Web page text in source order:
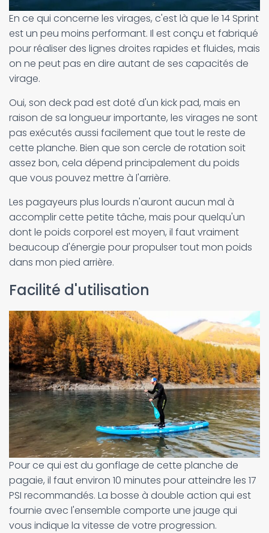
En ce qui concerne les virages, c'est là que le 14 Sprint
est un peu moins performant. Il est conçu et fabriqué
pour réaliser des lignes droites rapides et fluides, mais
on ne peut pas en dire autant de ses capacités de
virage.
Oui, son deck pad est doté d'un kick pad, mais en
raison de sa longueur importante, les virages ne sont
pas exécutés aussi facilement que tout le reste de
cette planche. Bien que son cercle de rotation soit
assez bon, cela dépend principalement du poids
que vous pouvez mettre à l'arrière.
Les pagayeurs plus lourds n'auront aucun mal à
accomplir cette petite tâche, mais pour quelqu'un
dont le poids corporel est moyen, il faut vraiment
beaucoup d'énergie pour propulser tout mon poids
dans mon pied arrière.
Facilité d'utilisation
Pour ce qui est du gonflage de cette planche de
pagaie, il faut environ 10 minutes pour atteindre les 17
PSI recommandés. La bosse à double action qui est
fournie avec l'ensemble comporte une jauge qui
vous indique la vitesse de votre progression.